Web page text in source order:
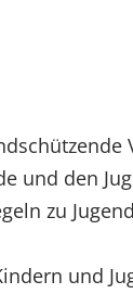
und den
zu
und